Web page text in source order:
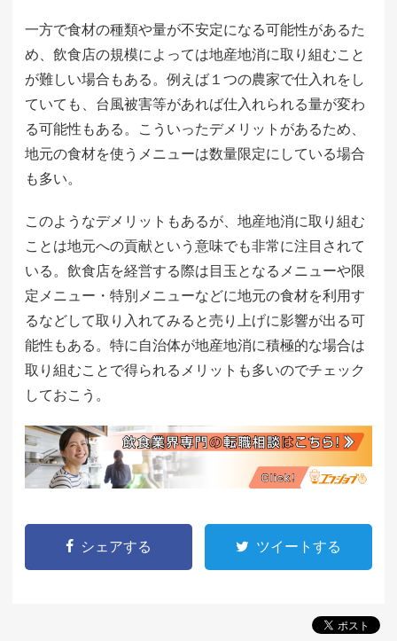
一方で食材の種類や量が不安定になる可能性があるた
め、飲食店の規模によっては地産地消に取り組むこと
が難しい場合もある。例えば１つの農家で仕入れをし
ていても、台風被害等があれば仕入れられる量が変わ
る可能性もある。こういったデメリットがあるため、
地元の食材を使うメニューは数量限定にしている場合
も多い。
このようなデメリットもあるが、地産地消に取り組む
ことは地元への貢献という意味でも非常に注目されて
いる。飲食店を経営する際は目玉となるメニューや限
定メニュー・特別メニューなどに地元の食材を利用す
るなどして取り入れてみると売り上げに影響が出る可
能性もある。特に自治体が地産地消に積極的な場合は
取り組むことで得られるメリットも多いのでチェック
しておこう。
シェアする ツイートする